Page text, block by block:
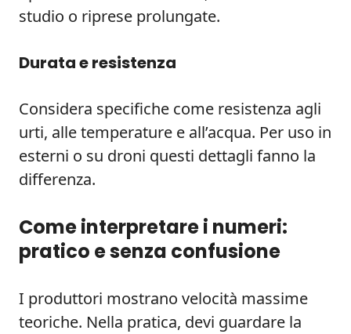
studio o riprese prolungate.
Durata e resistenza
Considera specifiche come resistenza agli
urti, alle temperature e all’acqua. Per uso in
esterni o su droni questi dettagli fanno la
differenza.
Come interpretare i numeri:
pratico e senza confusione
I produttori mostrano velocità massime
teoriche. Nella pratica, devi guardare la